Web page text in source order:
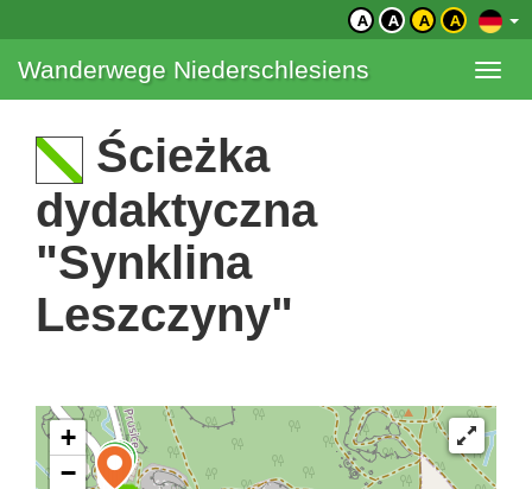
A A A A
Wanderwege Niederschlesiens
Ścieżka
dydaktyczna
"Synklina
Leszczyny"
+
−